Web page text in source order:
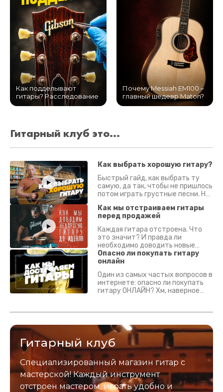
Как подделывают
гитары? Расследование
Почему Messiah EM100 –
главный шедевр Maton?
Гитарный клуб это...
Как выбрать хорошую гитару?
Быстрый гайд, как выбрать ту
самую, да так, чтобы не пришлось
потом играть грустные песни. На
Как мы отстраиваем гитары
перед продажей
Каждая гитара отстроена. Что
это значит? И правда ли
необходимо доводить новые
гитары? Если кратко - да.
Подробно - в видео :)
Опасно ли покупать гитару
онлайн
Один из самых частых вопросов в
интернете: опасно ли покупать
гитару ОНЛАЙН? Хм, наверное
застрахован. Случись что -
Гитарный клуб
Специализированный магазин гитар с
мастерской! Каждый инструмент
отстроен мастером, играть удобно и